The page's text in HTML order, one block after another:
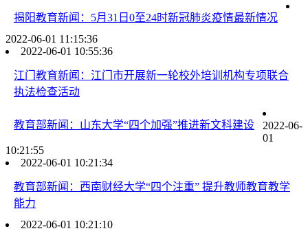
揭阳教育新闻：5月31日0至24时新冠肺炎疫情最新情况
2022-06-01 11:15:36
江门教育新闻：江门市开展新一轮校外培训机构专项联合
执法检查活动
2022-06-01 10:55:36
教育部新闻：山东大学“四个加强”推进新文科建设
2022-06-
01
10:21:55
教育部新闻：西南财经大学“四个注重” 提升教师教育教学
能力
2022-06-01 10:21:34
2022-06-01 10:21:10